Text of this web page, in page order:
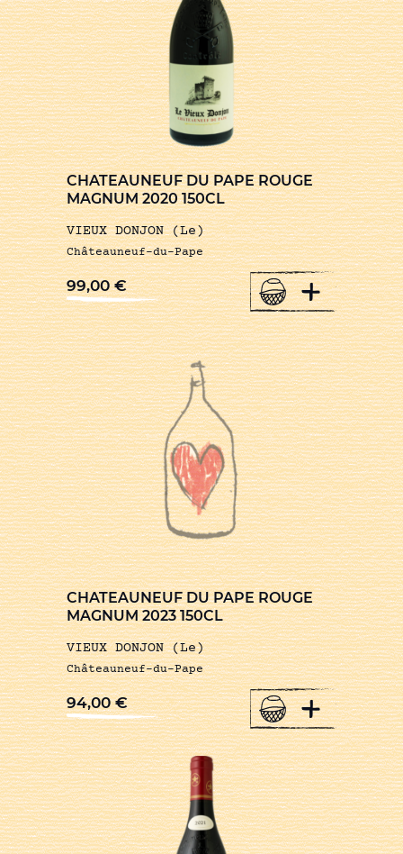
CHATEAUNEUF DU PAPE ROUGE
MAGNUM 2020 150CL
VIEUX DONJON (Le)
Châteauneuf-du-Pape
99,00€ +
CHATEAUNEUF DU PAPE ROUGE
MAGNUM 2023 150CL
VIEUX DONJON (Le)
Châteauneuf-du-Pape
94,00€ +